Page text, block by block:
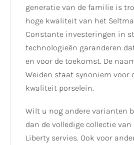
generatie van de familie is
hoge kwaliteit van het
Constante investeringen in
technologieën garanderen
en voor de toekomst. De
Weiden staat synoniem voor
kwaliteit porselein.
Wilt u nog andere varianten
dan de volledige collectie
Liberty servies. Ook voor